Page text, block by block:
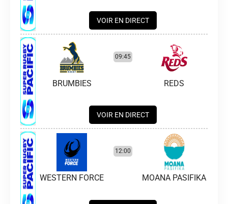
VOIR EN DIRECT
BRUMBIES
09:45
VOIR EN DIRECT
REDS
WESTERN FORCE
12:00
MOANA PASIFIKA